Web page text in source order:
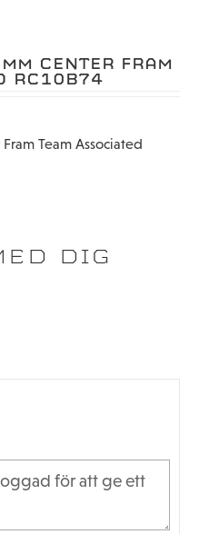
CENTER FRAM
RC10B74
Team Associated
DIG